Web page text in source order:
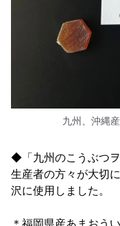
九州、沖縄
◆「九州のこうぶつ
生産者の方々が大切
沢に使用しました。
＊福岡県産あまおう